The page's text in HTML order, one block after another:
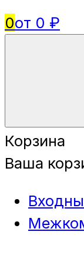
0от 0 ₽
Корзина
Ваша